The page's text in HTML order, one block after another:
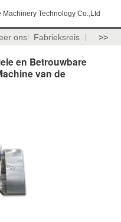
Technology Co.,Ltd
ons Fabrieksreis >>
en Betrouwbare
van de